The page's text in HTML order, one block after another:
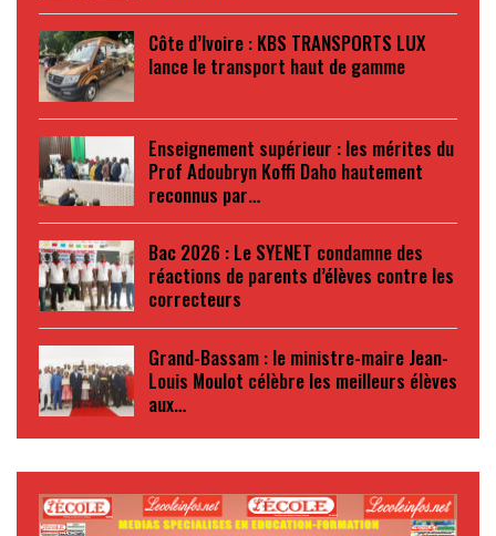
Côte d’Ivoire : KBS TRANSPORTS LUX
lance le transport haut de gamme
Enseignement supérieur : les mérites du
Prof Adoubryn Koffi Daho hautement
reconnus par…
Bac 2026 : Le SYENET condamne des
réactions de parents d’élèves contre les
correcteurs
Grand-Bassam : le ministre-maire Jean-
Louis Moulot célèbre les meilleurs élèves
aux…